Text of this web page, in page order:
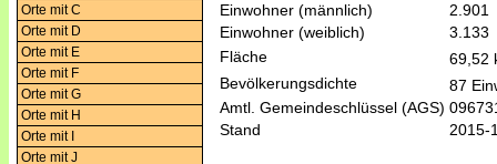
Orte mit C
Orte mit D
Orte mit E
Orte mit F
Orte mit G
Orte mit H
Orte mit I
Orte mit J
Einwohner (männlich)
2.901
Einwohner (weiblich)
3.133
Fläche
69,52
Bevölkerungsdichte
87
Amtl. Gemeindeschlüssel (AGS)
Stand
2015-